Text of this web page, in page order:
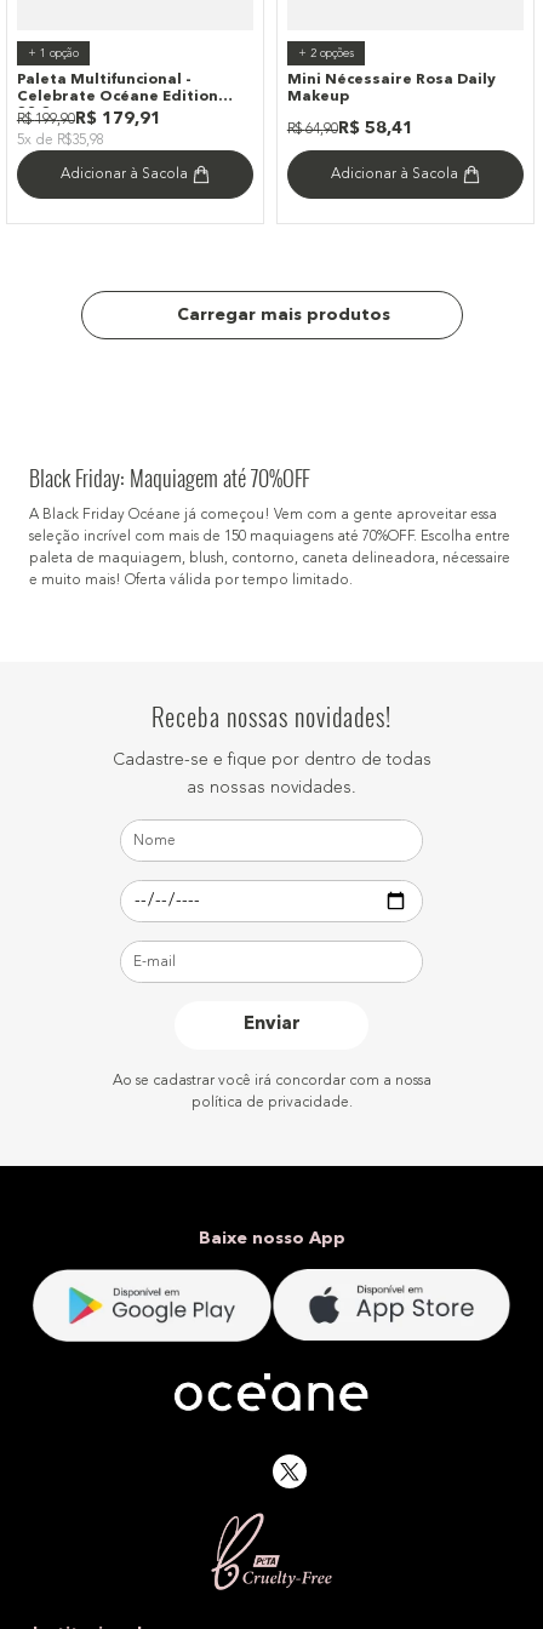
+ 1 opção
Paleta Multifuncional -
Celebrate Océane Edition
32,3g
R$ 199,90R$ 179,91
5x de R$35,98
Adicionar à Sacola
+ 2opções
Mini Nécessaire Rosa Daily
Makeup
R$ 64,90R$ 58,41
Adicionar à Sacola
Black Friday: Maquiagem até 70%OFF
A Black Friday Océane já começou! Vem com a gente aproveitar essa
seleção incrível com mais de 150 maquiagens até 70%OFF. Escolha entre
paleta de maquiagem, blush, contorno, caneta delineadora, nécessaire
e muito mais! Oferta válida por tempo limitado.
Receba nossas novidades!
Cadastre-se e fique por dentro de todas
as nossas novidades.
Enviar
Ao se cadastrar você irá concordar com a nossa
política de privacidade.
Baixe nosso App